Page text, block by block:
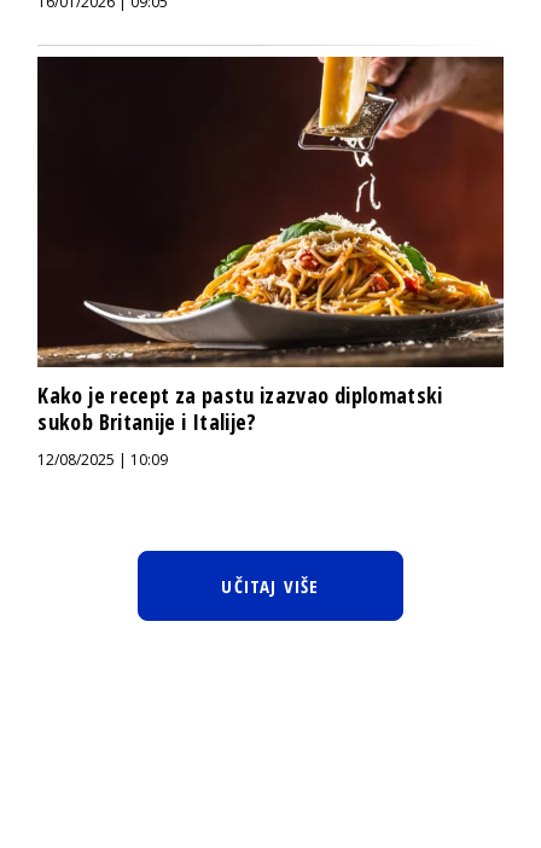
Kako je recept za pastu izazvao diplomatski
sukob Britanije i Italije?
12/08/2025 | 10:09
UČITAJ VIŠE